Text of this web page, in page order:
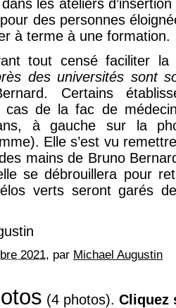
dans les ateliers
des personnes
à terme à une formation.
tout censé faciliter la
des universités sont
Certains
cas de la fac de
à gauche sur la
Elle s’est vu
mains de Bruno
se débrouillera pour
verts seront garés
2021, par Michael Augustin
(4 photos). Cliquez